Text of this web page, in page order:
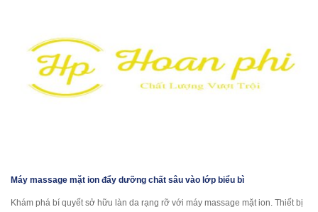
Máy massage mặt ion đẩy dưỡng chất sâu vào lớp biểu bì
Khám phá bí quyết sở hữu làn da rạng rỡ với máy massage mặt ion. Thiết bị